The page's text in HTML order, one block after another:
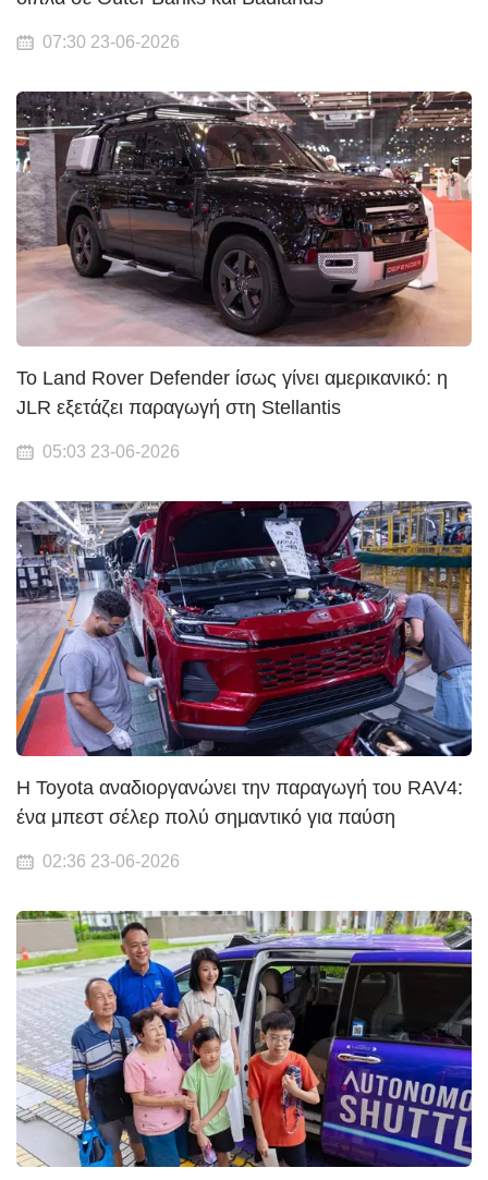
07:30 23-06-2026
Το Land Rover Defender ίσως γίνει αμερικανικό: η
JLR εξετάζει παραγωγή στη Stellantis
05:03 23-06-2026
Η Toyota αναδιοργανώνει την παραγωγή του RAV4:
ένα μπεστ σέλερ πολύ σημαντικό για παύση
02:36 23-06-2026